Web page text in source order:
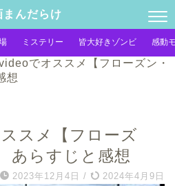
まんだらけ
ミステリー 皆大好きゾンビ 感動
でオススメ【フローズン・
想
スメ【フローズ
あらすじと感想
2023年12月4日 / 2024年4月9日